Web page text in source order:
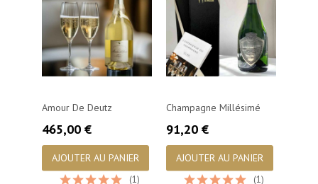
Amour De Deutz
Prix
465,00 €
AJOUTER AU PANIER
Champagne Millésimé
Prix
91,20 €
AJOUTER AU PANIER
(1) (1)